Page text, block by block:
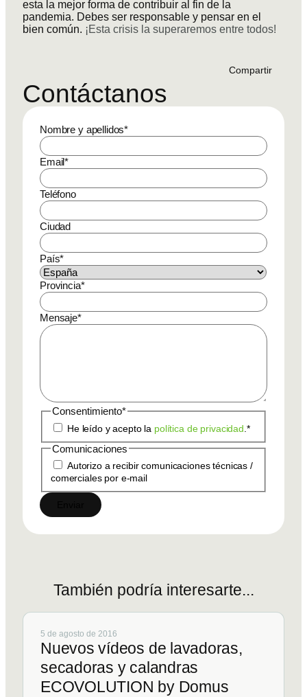
esta la mejor forma de contribuir al fin de la
pandemia. Debes ser responsable y pensar en el
bien común. ¡Esta crisis la superaremos entre todos!
Compartir
Contáctanos
Nombre y apellidos*
Email*
Teléfono
Ciudad
País*
Provincia*
Mensaje*
Consentimiento*
He leído y acepto la política de privacidad *
Comunicaciones
Autorizo a recibir comunicaciones técnicas /
comerciales por e-mail
También podría interesarte...
5 de agosto de 2016
Nuevos vídeos de lavadoras,
secadoras y calandras
ECOVOLUTION by Domus